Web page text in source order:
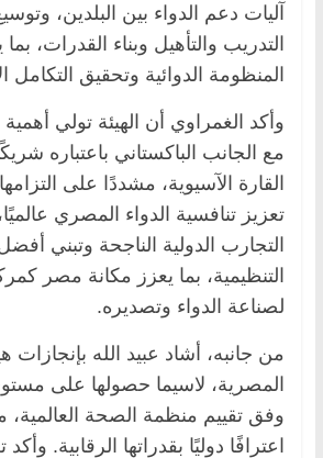
آليات دعم الدواء بين البلدين،
التدريب والتأهيل وبناء القدرات،
المنظومة الدوائية وتحقيق التكامل
وأكد الغمراوي أن الهيئة تولي
مع الجانب الباكستاني باعتباره
القارة الآسيوية، مشددًا على
تعزيز تنافسية الدواء المصري
التجارب الدولية الناجحة وتبني
التنظيمية، بما يعزز مكانة مصر
لصناعة الدواء وتصديره.
من جانبه، أشاد عبيد الله بإنجازات
المصرية، لاسيما حصولها على
وفق تقييم منظمة الصحة العالمية،
اعترافًا دوليًا بقدراتها الرقابية.